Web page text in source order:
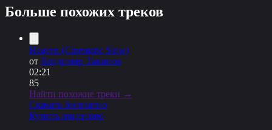
Больше похожих треков
Heaven (Cinematic Slow)
от Владимир Такинов
02:21
85
Найти похожие треки →
Скачать бесплатно
Купить лицензию